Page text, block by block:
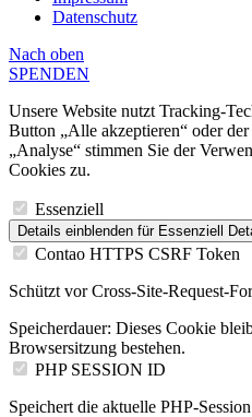
Datenschutz
Nach oben
SPENDEN
Unsere Website nutzt Tracking-
Button „Alle akzeptieren“ oder
„Analyse“ stimmen Sie der
Cookies zu.
Essenziell
Details einblenden für Essenziell
Contao HTTPS CSRF Token
Schützt vor Cross-Site-Request-
Speicherdauer: Dieses Cookie
Browsersitzung bestehen.
PHP SESSION ID
Speichert die aktuelle PHP-